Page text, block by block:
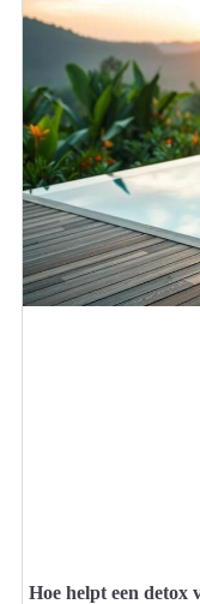
Hoe helpt een detox